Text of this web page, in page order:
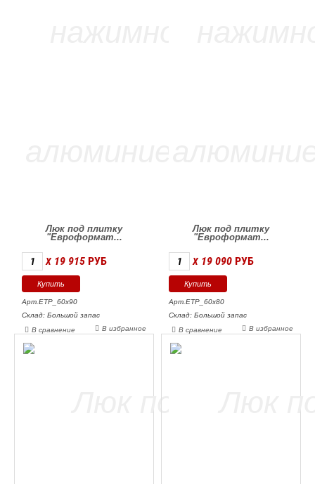
Люк под плитку
"Евроформат...
X 19 915 РУБ
Арт.ЕТР_60х90
Склад: Большой запас
В избранное
В сравнение
Люк под плитку
"Евроформат...
X 19 090 РУБ
Арт.ЕТР_60х80
Склад: Большой запас
В избранное
В сравнение